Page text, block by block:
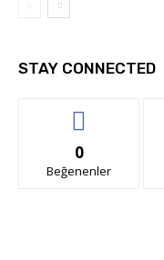
STAY CONNECTED
0
Beğenenler